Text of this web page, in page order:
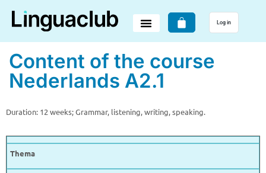
Log in
Content of the course
Nederlands A2.1
Duration: 12 weeks; Grammar, listening, writing, speaking.
Thema